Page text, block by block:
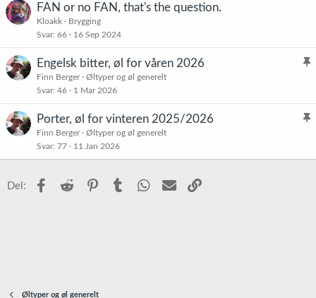
FAN or no FAN, that's the question.
Kloakk
Brygging
Svar 66 16 Sep 2024
K
t
Engelsk bitter, øl for våren 2026
Finn Berger
Øltyper og øl generelt
Svar 46 1 Mar 2026
K
s
Porter, øl for vinteren 2025/2026
Finn Berger
Øltyper og øl generelt
Svar 77 11 Jan 2026
Del: Facebook
Reddit PinterestTumblr WhatsApp
E-post
Øltyper og øl generelt